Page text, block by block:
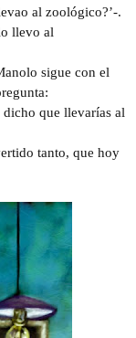
al zoológico?’-.
llevo al
sigue con el
dicho que llevarías al
tanto, que hoy